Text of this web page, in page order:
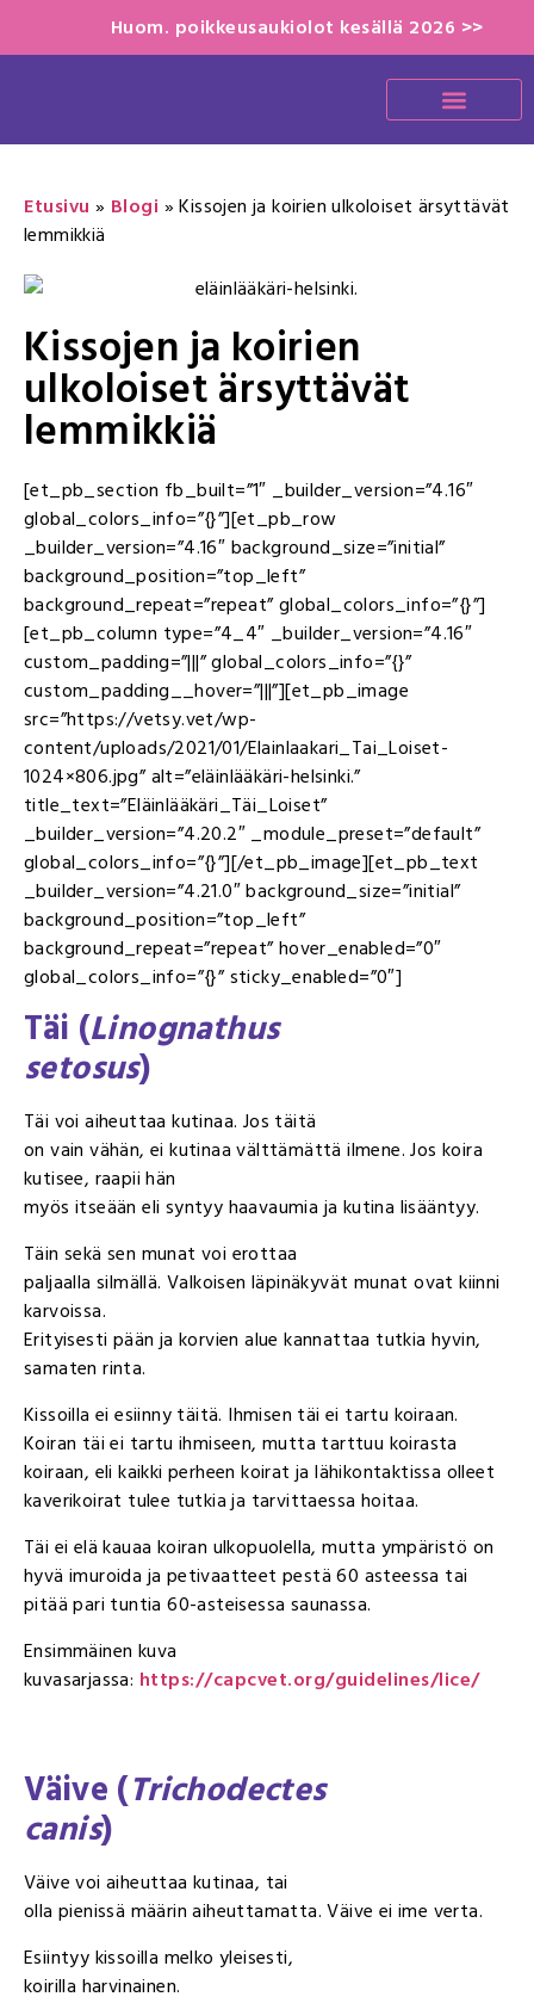
Huom. poikkeusaukiolot kesällä 2026 >>
Etusivu » Blogi »Kissojen ja koirien ulkoloiset ärsyttävät
lemmikkiä
Kissojen ja koirien
ulkoloiset ärsyttävät
lemmikkiä
[et_pb_section fb_built=”1″ _builder_version=”4.16″
global_colors_info=”{}”][et_pb_row
_builder_version=”4.16″ background_size=”initial”
background_position=”top_left”
background_repeat=”repeat” global_colors_info=”{}”]
[et_pb_column type=”4_4″ _builder_version=”4.16″
custom_padding=”|||” global_colors_info=”{}”
custom_padding__hover=”|||”][et_pb_image
src=”https://vetsy.vet/wp-
content/uploads/2021/01/Elainlaakari_Tai_Loiset-
1024×806.jpg” alt=”eläinlääkäri-helsinki.”
title_text=”Eläinlääkäri_Täi_Loiset”
_builder_version=”4.20.2″ _module_preset=”default”
global_colors_info=”{}”][/et_pb_image][et_pb_text
_builder_version=”4.21.0″ background_size=”initial”
background_position=”top_left”
background_repeat=”repeat” hover_enabled=”0″
global_colors_info=”{}” sticky_enabled=”0″]
Täi (Linognathus
setosus)
Täi voi aiheuttaa kutinaa. Jos täitä
on vain vähän, ei kutinaa välttämättä ilmene. Jos koira
kutisee, raapii hän
myös itseään eli syntyy haavaumia ja kutina lisääntyy.
Täin sekä sen munat voi erottaa
paljaalla silmällä. Valkoisen läpinäkyvät munat ovat kiinni
karvoissa.
Erityisesti pään ja korvien alue kannattaa tutkia hyvin,
samaten rinta.
Kissoilla ei esiinny täitä. Ihmisen täi ei tartu koiraan.
Koiran täi ei tartu ihmiseen, mutta tarttuu koirasta
koiraan, eli kaikki perheen koirat ja lähikontaktissa olleet
kaverikoirat tulee tutkia ja tarvittaessa hoitaa.
Täi ei elä kauaa koiran ulkopuolella, mutta ympäristö on
hyvä imuroida ja petivaatteet pestä 60 asteessa tai
pitää pari tuntia 60-asteisessa saunassa.
Ensimmäinen kuva
kuvasarjassa: https://capcvet.org/guidelines/lice/
Väive (Trichodectes
canis)
Väive voi aiheuttaa kutinaa, tai
olla pienissä määrin aiheuttamatta. Väive ei ime verta.
Esiintyy kissoilla melko yleisesti,
koirilla harvinainen.